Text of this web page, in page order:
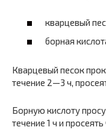
кварцевый
борная
Кварцевый песок
течение 2—3 ч,
Борную кислоту
течение 1 ч и